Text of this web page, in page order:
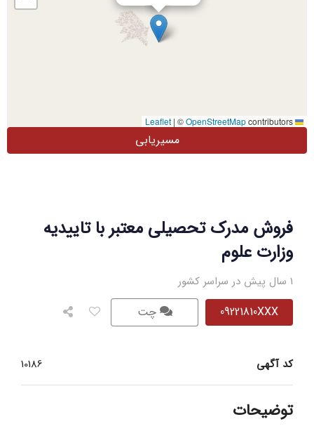
فروش مدرک تحصیلی معتبر با تاییدیه
وزارت علوم
1 سال پیش در سراسر کشور
09221810XXX چت
کد آگهی 10186
توضیحات
| ©OpenStreetMapcontributors
مسیریابی